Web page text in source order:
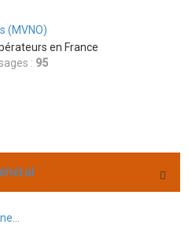
(MVNO)
en France
: 95